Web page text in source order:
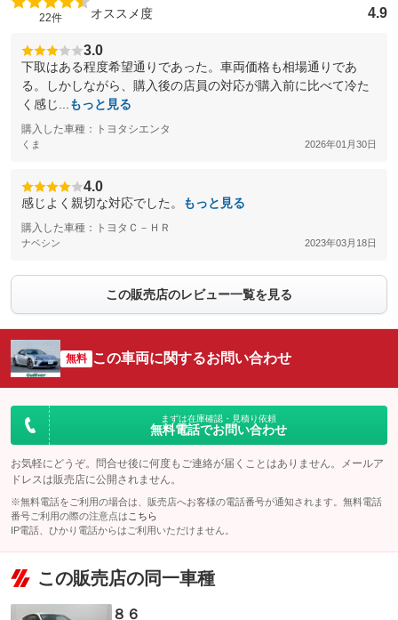
22件 オススメ度 4.9
3.0
下取はある程度希望通りであった。車両価格も相場通りであ
る。しかしながら、購入後の店員の対応が購入前に比べて冷た
く感じ...
もっと見る
購入した車種：トヨタシエンタ
くま 2026年01月30日
4.0
感じよく親切な対応でした。 もっと見る
購入した車種：トヨタＣ－ＨＲ
ナベシン 2023年03月18日
この販売店のレビュー一覧を見る
無料 この車両に関するお問い合わせ
まずは在庫確認・見積り依頼
無料電話でお問い合わせ
お気軽にどうぞ。問合せ後に何度もご連絡が届くことはありません。メールア
ドレスは販売店に公開されません。
※無料電話をご利用の場合は、販売店へお客様の電話番号が通知されます。無料電話
番号ご利用の際の注意点は こちら
IP電話、ひかり電話からはご利用いただけません。
この販売店の同一車種
８６